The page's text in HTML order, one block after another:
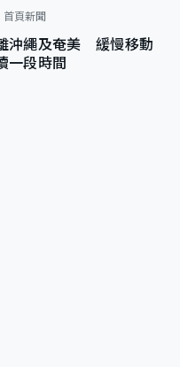
首頁新聞
沖繩及奄美 緩慢移動
一段時間